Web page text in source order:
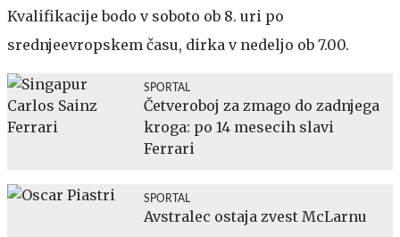
Kvalifikacije bodo v soboto ob 8. uri po
srednjeevropskem času, dirka v nedeljo ob 7.00.
SPORTAL
Četveroboj za zmago do zadnjega
kroga: po 14 mesecih slavi
Ferrari
SPORTAL
Avstralec ostaja zvest McLarnu